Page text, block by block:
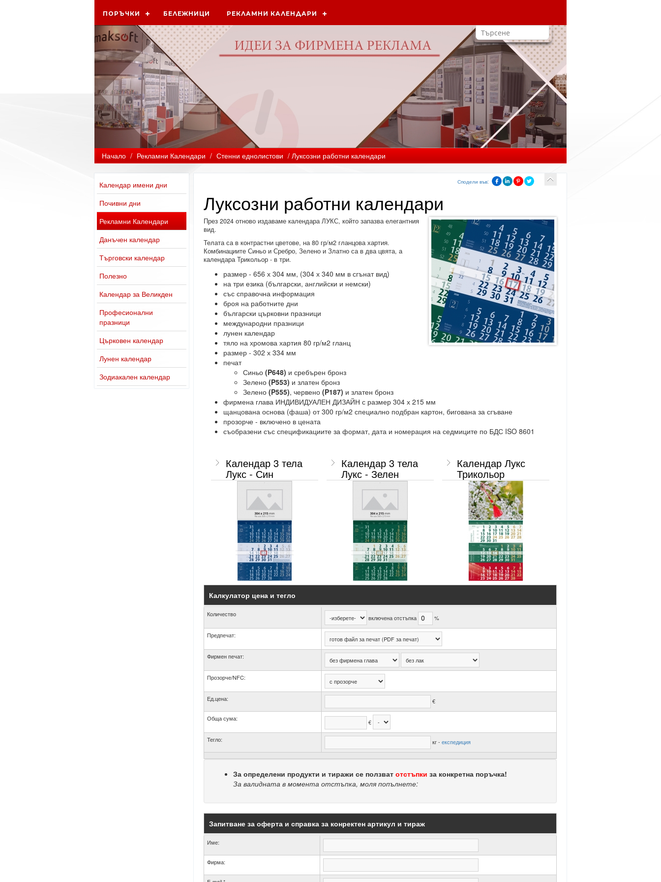
ПОРЪЧКИ БЕЛЕЖНИЦИ РЕКЛАМНИ КАЛЕНДАРИ
Начало / Рекламни Календари / Стенни еднолистови / Луксозни работни календари
Календар имени дни
Почивни дни
Рекламни Календари
Данъчен календар
Търговски календар
Полезно
Календар за Великден
Професионални
празници
Църковен календар
Лунен календар
Зодиакален календар
Сподели във:
Луксозни работни календари
През 2024 отново издаваме календара ЛУКС, който запазва елегантния
вид.
Телата са в контрастни цветове, на 80 гр/м2 гланцова хартия.
Комбинациите Синьо и Сребро, Зелено и Златно са в два цвята, а
календара Трикольор - в три.
размер - 656 х 304 мм, (304 х 340 мм в сгънат вид)
на три езика (български, английски и немски)
със справочна информация
броя на работните дни
български църковни празници
международни празници
лунен календар
тяло на хромова хартия 80 гр/м2 гланц
размер - 302 х 334 мм
печат
Синьо (P648) и сребърен бронз
Зелено (P553) и златен бронз
Зелено (P555), червено (P187) и златен бронз
фирмена глава ИНДИВИДУАЛЕН ДИЗАЙН с размер 304 х 215 мм
щанцована основа (фаша) от 300 гр/м2 специално подбран картон, бигована за сгъване
прозорче - включено в цената
съобразени със спецификациите за формат, дата и номерация на седмиците по БДС ISO 8601
Календар 3 тела
Лукс - Син
Календар 3 тела
Лукс - Зелен
Календар Лукс
Трикольор
Калкулатор цена и тегло
Количество включена отстъпка %
Предпечат:
Фирмен печат:
Прозорче/NFC:
Ед.цена: €
Обща сума: €
Тегло: кг - експедиция
За определени продукти и тиражи се ползват отстъпки за конкретна поръчка!
За валидната в момента отстъпка, моля попълнете:
Запитване за оферта и справка за конректен артикул и тираж
Име:
Фирма: